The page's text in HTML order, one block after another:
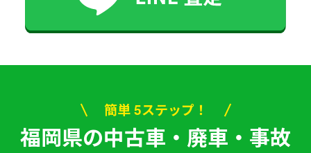
簡単 5ステップ！
福岡県の中古車・廃車・事故